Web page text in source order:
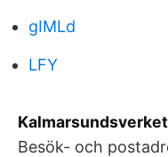
gIMLd
LFY
Besök- och